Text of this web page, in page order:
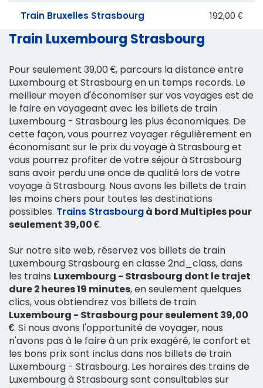
Train Bruxelles Strasbourg 192,00 €
Train Luxembourg Strasbourg
Pour seulement 39,00 €, parcours la distance entre
Luxembourg et Strasbourg en un temps records. Le
meilleur moyen d'économiser sur vos voyages est de
le faire en voyageant avec les billets de train
Luxembourg - Strasbourg les plus économiques. De
cette façon, vous pourrez voyager régulièrement en
économisant sur le prix du voyage à Strasbourg et
vous pourrez profiter de votre séjour à Strasbourg
sans avoir perdu une once de qualité lors de votre
voyage à Strasbourg. Nous avons les billets de train
les moins chers pour toutes les destinations
possibles. Trains Strasbourgà bord Multiples pour
seulement 39,00 €.
Sur notre site web, réservez vos billets de train
Luxembourg Strasbourg en classe 2nd_class, dans
les trains Luxembourg - Strasbourg dont le trajet
dure 2 heures 19 minutes, en seulement quelques
clics, vous obtiendrez vos billets de train
Luxembourg - Strasbourg pour seulement 39,00
€. Si nous avons l'opportunité de voyager, nous
n'avons pas à le faire à un prix exagéré, le confort et
les bons prix sont inclus dans nos billets de train
Luxembourg - Strasbourg. Les horaires des trains de
Luxembourg à Strasbourg sont consultables sur